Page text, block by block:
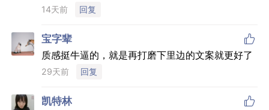
14天前 回复
宝字辈 
质感挺牛逼的，就是再打磨下里边的文案就更好了
29天前 回复
凯特林 